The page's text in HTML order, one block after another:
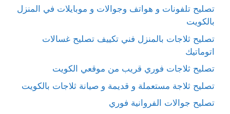
تصليح تلفونات و هواتف وجوالات و موبايلات في المنزل
بالكويت
تصليح ثلاجات بالمنزل فني تكييف تصليح غسالات
اتوماتيك
تصليح ثلاجات فوري قريب من موقعي الكويت
تصليح ثلاجة مستعملة و قديمة و صيانة ثلاجات بالكويت
تصليح جوالات الفروانية فوري